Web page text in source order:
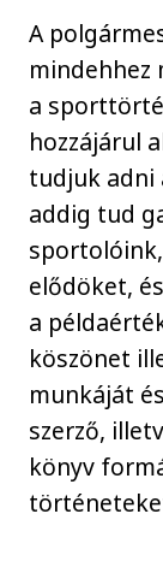
A
mindehhez
a
hozzájárul
tudjuk adni
addig tud
elődöket,
a
köszönet
munkáját
szerző,
könyv